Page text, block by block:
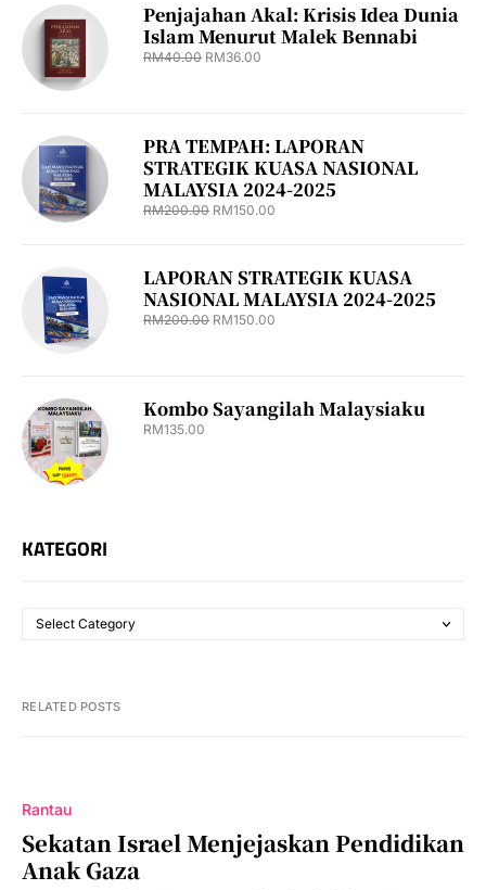
Penjajahan Akal: Krisis Idea Dunia
Islam Menurut Malek Bennabi
RM40.00 RM36.00
PRA TEMPAH: LAPORAN
STRATEGIK KUASA NASIONAL
MALAYSIA 2024-2025
RM200.00 RM150.00
LAPORAN STRATEGIK KUASA
NASIONAL MALAYSIA 2024-2025
RM200.00 RM150.00
Kombo Sayangilah Malaysiaku
RM135.00
KATEGORI
RELATED POSTS
Rantau
Sekatan Israel Menjejaskan Pendidikan
Anak Gaza